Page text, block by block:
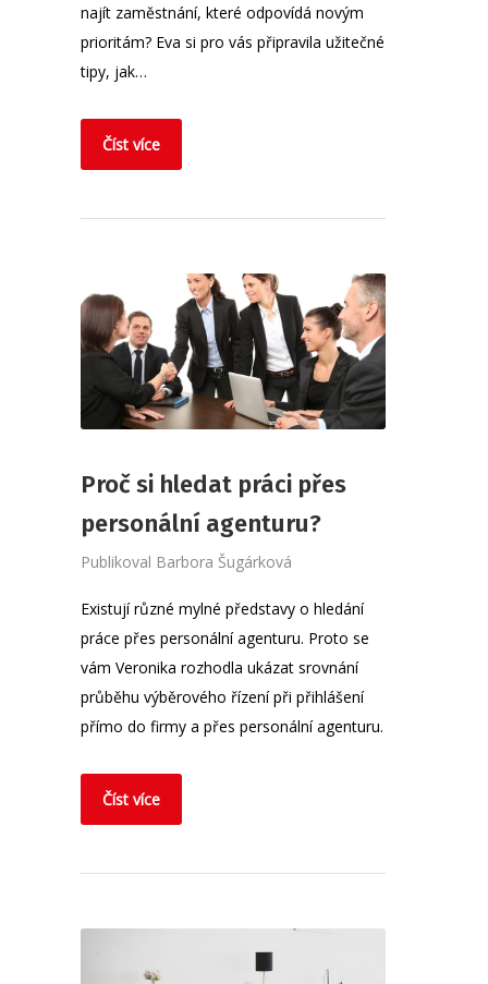
najít zaměstnání, které odpovídá novým
prioritám? Eva si pro vás připravila užitečné
tipy, jak…
Číst více
Proč si hledat práci přes
personální agenturu?
Publikoval Barbora Šugárková
Existují různé mylné představy o hledání
práce přes personální agenturu. Proto se
vám Veronika rozhodla ukázat srovnání
průběhu výběrového řízení při přihlášení
přímo do firmy a přes personální agenturu.
Číst více